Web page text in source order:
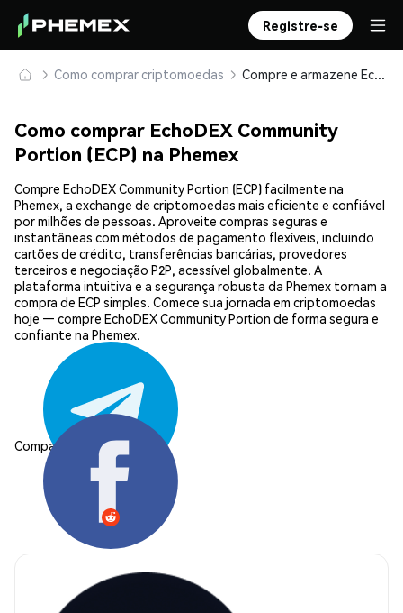
Registre-se
Como comprar criptomoedas Compre e armazene EchoDEX Community Portion (ECP) com segurança
Como comprar EchoDEX Community
Portion (ECP) na Phemex
Compre EchoDEX Community Portion (ECP) facilmente na
Phemex, a exchange de criptomoedas mais eficiente e confiável
por milhões de pessoas. Aproveite compras seguras e
instantâneas com métodos de pagamento flexíveis, incluindo
cartões de crédito, transferências bancárias, provedores
terceiros e negociação P2P, acessível globalmente. A
plataforma intuitiva e a segurança robusta da Phemex tornam a
compra de ECP simples. Comece sua jornada em criptomoedas
hoje — compre EchoDEX Community Portion de forma segura e
confiante na Phemex.
Compartilhar: